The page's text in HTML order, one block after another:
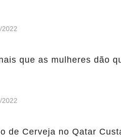
2022
que as mulheres dão
2022
de Cerveja no Qatar